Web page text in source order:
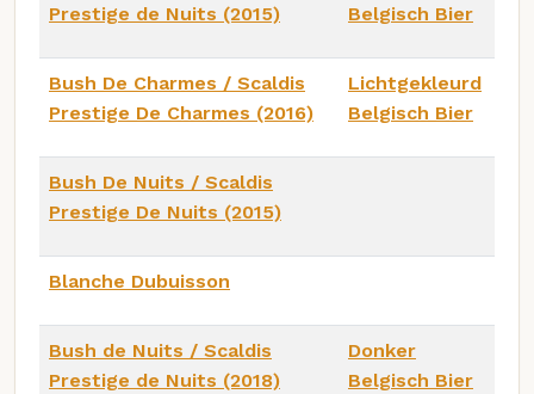
Prestige de Nuits (2015)
Belgisch Bier
Bush De Charmes / Scaldis
Prestige De Charmes (2016)
Lichtgekleurd
Belgisch Bier
Bush De Nuits / Scaldis
Prestige De Nuits (2015)
Blanche Dubuisson
Bush de Nuits / Scaldis
Prestige de Nuits (2018)
Donker
Belgisch Bier